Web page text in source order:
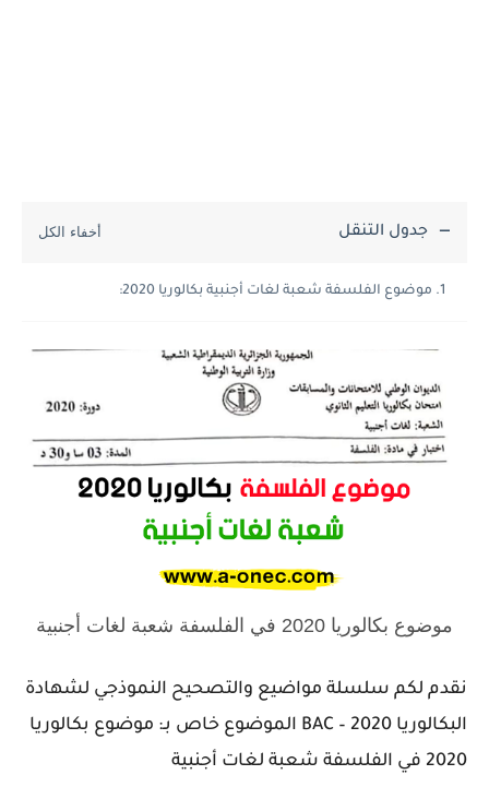
جدول التنقل
موضوع الفلسفة شعبة لغات أجنبية بكالوريا 2020:
موضوع بكالوريا 2020 في الفلسفة شعبة لغات أجنبية
نقدم لكم سلسلة مواضيع والتصحيح النموذجي لشهادة
البكالوريا 2020 – BAC الموضوع خاص بـ: موضوع بكالوريا
2020 في الفلسفة شعبة لغات أجنبية